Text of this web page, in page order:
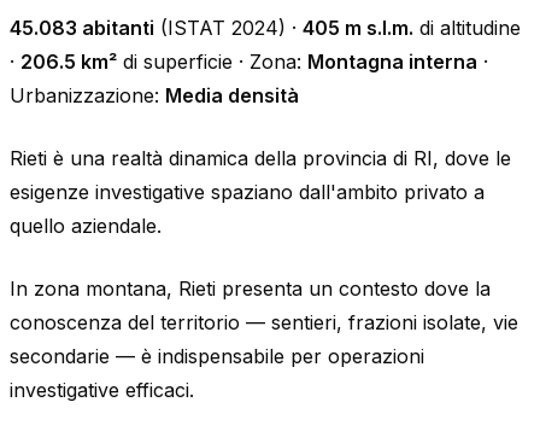
45.083 abitanti (ISTAT 2024) · 405 m s.l.m. di altitudine
· 206.5 km² di superficie · Zona: Montagna interna ·
Urbanizzazione: Media densità
Rieti è una realtà dinamica della provincia di RI, dove le
esigenze investigative spaziano dall'ambito privato a
quello aziendale.
In zona montana, Rieti presenta un contesto dove la
conoscenza del territorio — sentieri, frazioni isolate, vie
secondarie — è indispensabile per operazioni
investigative efficaci.